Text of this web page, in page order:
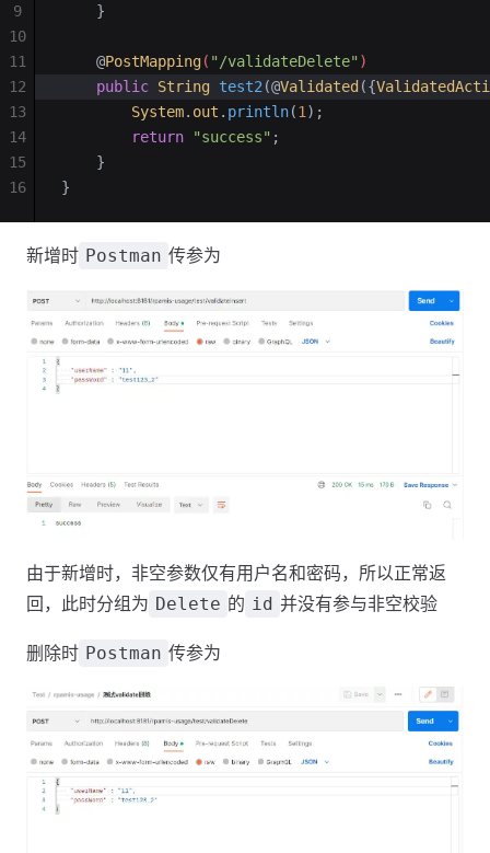
    }
    @
PostMapping( "/validateDelete" )
    public
String test2 (@Validated ({
        System
. out . println(1 );
        return
"success" ;
    }
}
9
10
11
12
13
14
15
16
新增时 Postman 传参为
由于新增时，非空参数仅有用户名和密码，所以正常返
回，此时分组为 Delete 的 id 并没有参与非空校验
删除时 Postman 传参为